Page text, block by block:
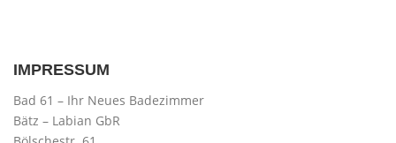
IMPRESSUM
Bad 61 – Ihr Neues Badezimmer
Bätz – Labian GbR